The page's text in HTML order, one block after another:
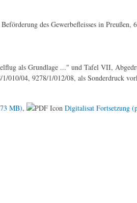
des Gewerbefleisses in
als Grundlage ..." und Tafel VII,
1/010/04, 9278/1/012/08, als Sonderdruck
MB), Digitalisat Fortsetzung